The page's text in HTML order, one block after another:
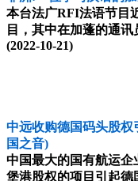
本台法广RFI法语节目
目，其中在加蓬的通讯
(2022-10-21)
中远收购德国码头股
国之音)
中国最大的国有航运企
堡港股权的项目引起德